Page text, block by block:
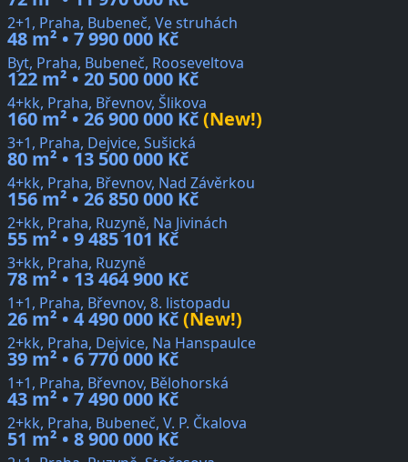
2+1, Praha, Bubeneč, Ve struhách
48 m² • 7 990 000 Kč
Byt, Praha, Bubeneč, Rooseveltova
122 m² • 20 500 000 Kč
4+kk, Praha, Břevnov, Šlikova
160 m² • 26 900 000 Kč(New!)
3+1, Praha, Dejvice, Sušická
80 m² • 13 500 000 Kč
4+kk, Praha, Břevnov, Nad Závěrkou
156 m² • 26 850 000 Kč
2+kk, Praha, Ruzyně, Na Jivinách
55 m² • 9 485 101 Kč
3+kk, Praha, Ruzyně
78 m² • 13 464 900 Kč
1+1, Praha, Břevnov, 8. listopadu
26 m² • 4 490 000 Kč(New!)
2+kk, Praha, Dejvice, Na Hanspaulce
39 m² • 6 770 000 Kč
1+1, Praha, Břevnov, Bělohorská
43 m² • 7 490 000 Kč
2+kk, Praha, Bubeneč, V. P. Čkalova
51 m² • 8 900 000 Kč